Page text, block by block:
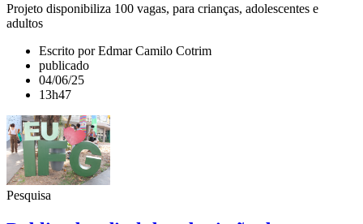
Projeto disponibiliza 100 vagas, para crianças, adolescentes e
adultos
Escrito por Edmar Camilo Cotrim
publicado
04/06/25
13h47
Pesquisa